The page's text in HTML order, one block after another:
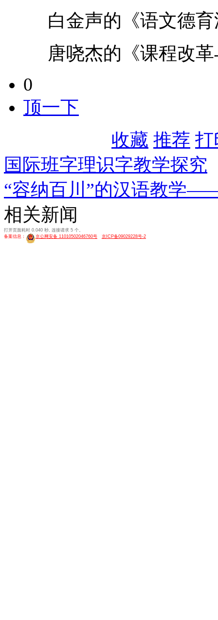
白金声的《语文德
唐哓杰的《课程改
0
顶一下
收藏 推荐 打
国际班字理识字教学探究
“容纳百川”的汉语教学
相关新闻
打开页面耗时 0.040 秒, 连接请求 5 个。
备案信息：
京公网安备 11010502046760号 京ICP备09029228号-2